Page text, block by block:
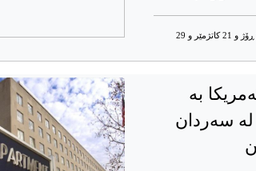
8 ساڵ و 6 مانگ و 23 ڕۆژ و 21 کاتژمێر و 29
بە
لە سەردان